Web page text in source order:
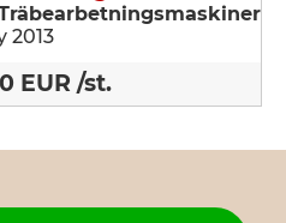
2013
EUR /st.